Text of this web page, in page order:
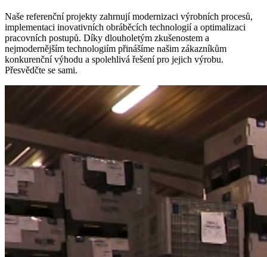
Naše referenční projekty zahrnují modernizaci výrobních procesů,
implementaci inovativních obráběcích technologií a optimalizaci
pracovních postupů. Díky dlouholetým zkušenostem a
nejmodernějším technologiím přinášíme našim zákazníkům
konkurenční výhodu a spolehlivá řešení pro jejich výrobu.
Přesvědčte se sami.